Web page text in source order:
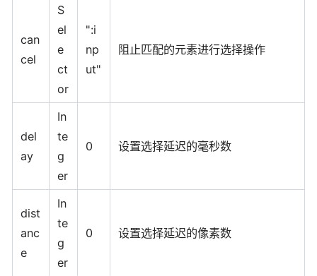
can
cel
S
el
e
ct
or
":i
np
ut"
阻止匹配的元素进行选择操作
del
ay
In
te
g
er
0 设置选择延迟的毫秒数
dist
anc
e
In
te
g
er
0 设置选择延迟的像素数